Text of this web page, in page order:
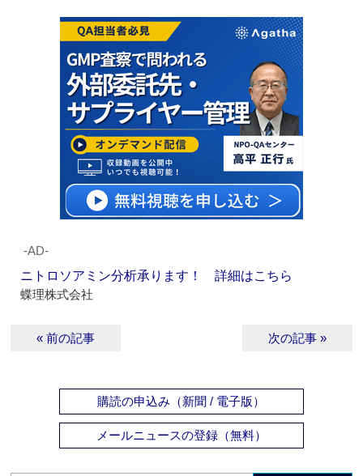
‐AD‐
ニトロソアミン分析承ります！ 詳細はこちら
蝶理株式会社
« 前の記事 次の記事 »
購読の申込み（新聞 / 電子版）
メールニュースの登録（無料）